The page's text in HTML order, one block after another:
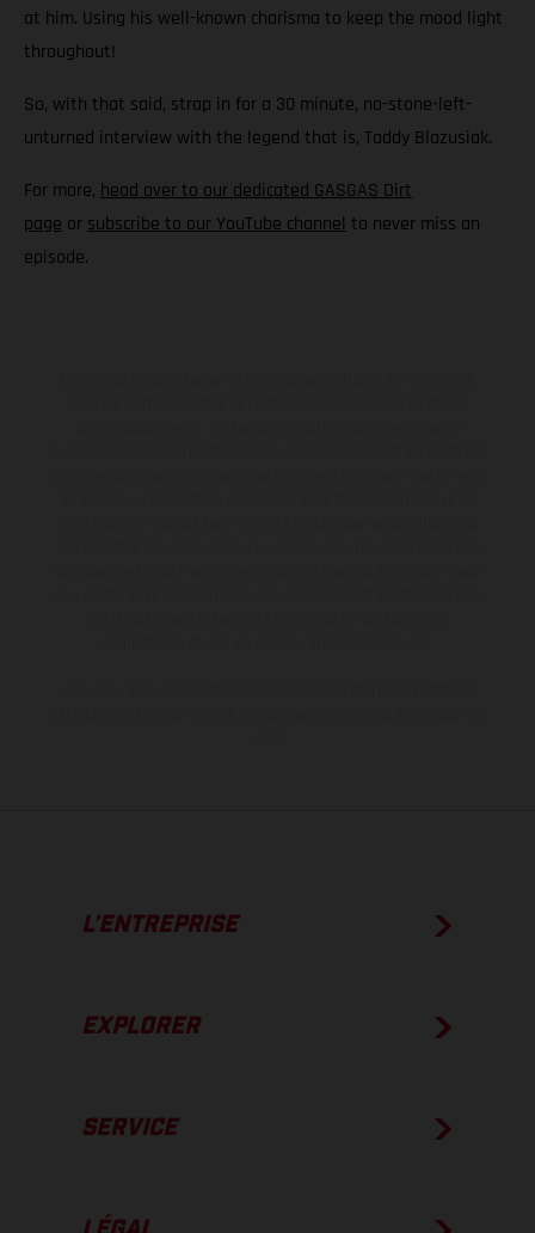
at him. Using his well-known charisma to keep the mood light
throughout!
So, with that said, strap in for a 30 minute, no-stone-left-
unturned interview with the legend that is, Taddy Blazusiak.
For more, head over to our dedicated GASGAS Dirt
page orsubscribe to our YouTube channelto never miss an
episode.
L’ENTREPRISE
EXPLORER
SERVICE